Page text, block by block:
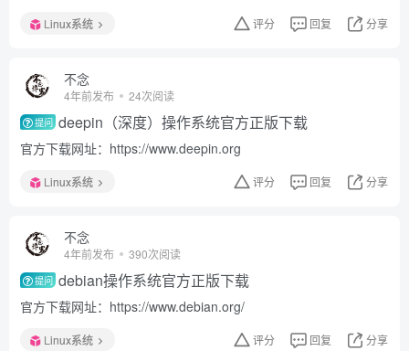
Linux系统 评分 回复 分享
不念
4年前发布 24次阅读
提问 deepin（深度）操作系统官方正版下载
官方下载网址：https://www.deepin.org
Linux系统 评分 回复 分享
不念
4年前发布 390次阅读
提问 debian操作系统官方正版下载
官方下载网址：https://www.debian.org/
Linux系统 评分 回复 分享